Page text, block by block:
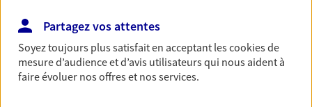
Sogno Camus
Partagez vos attentes
Soyez toujours plus satisfait en acceptant lescookiesde
mesure d’audience et d’avis utilisateurs qui nous aident à
faire évoluer nos offres et nos services.